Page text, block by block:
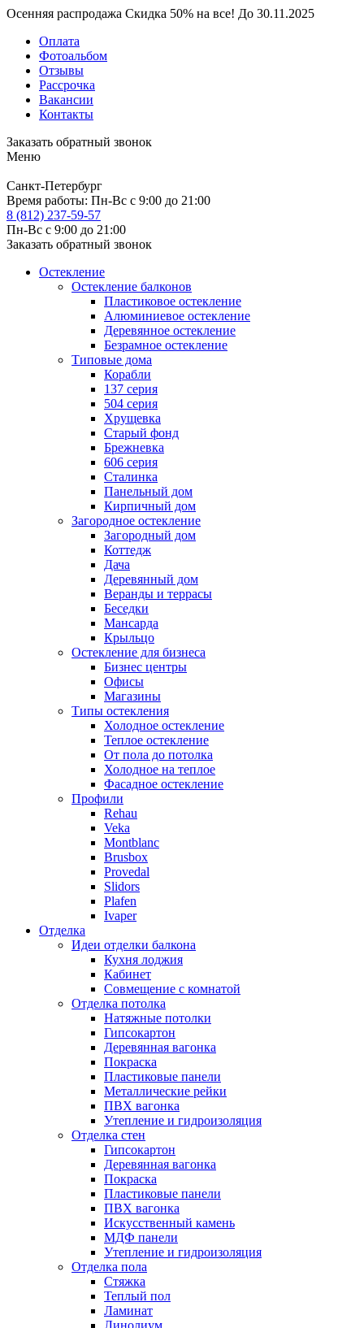
Осенняя распродажа Скидка 50% на все! До 30.11.2025
Оплата
Фотоальбом
Отзывы
Рассрочка
Вакансии
Контакты
Заказать обратный звонок
Меню
Санкт-Петербург
Время работы: Пн-Вс с 9:00 до 21:00
8 (812) 237-59-57
Пн-Вс с 9:00 до 21:00
Заказать обратный звонок
Остекление
Остекление балконов
Пластиковое остекление
Алюминиевое остекление
Деревянное остекление
Безрамное остекление
Типовые дома
Корабли
137 серия
504 серия
Хрущевка
Старый фонд
Брежневка
606 серия
Сталинка
Панельный дом
Кирпичный дом
Загородное остекление
Загородный дом
Коттедж
Дача
Деревянный дом
Веранды и террасы
Беседки
Мансарда
Крыльцо
Остекление для бизнеса
Бизнес центры
Офисы
Магазины
Типы остекления
Холодное остекление
Теплое остекление
От пола до потолка
Холодное на теплое
Фасадное остекление
Профили
Rehau
Veka
Montblanc
Brusbox
Provedal
Slidors
Plafen
Ivaper
Отделка
Идеи отделки балкона
Кухня лоджия
Кабинет
Совмещение с комнатой
Отделка потолка
Натяжные потолки
Гипсокартон
Деревянная вагонка
Покраска
Пластиковые панели
Металлические рейки
ПВХ вагонка
Утепление и гидроизоляция
Отделка стен
Гипсокартон
Деревянная вагонка
Покраска
Пластиковые панели
ПВХ вагонка
Искусственный камень
МДФ панели
Утепление и гидроизоляция
Отделка пола
Стяжка
Теплый пол
Ламинат
Линолиум